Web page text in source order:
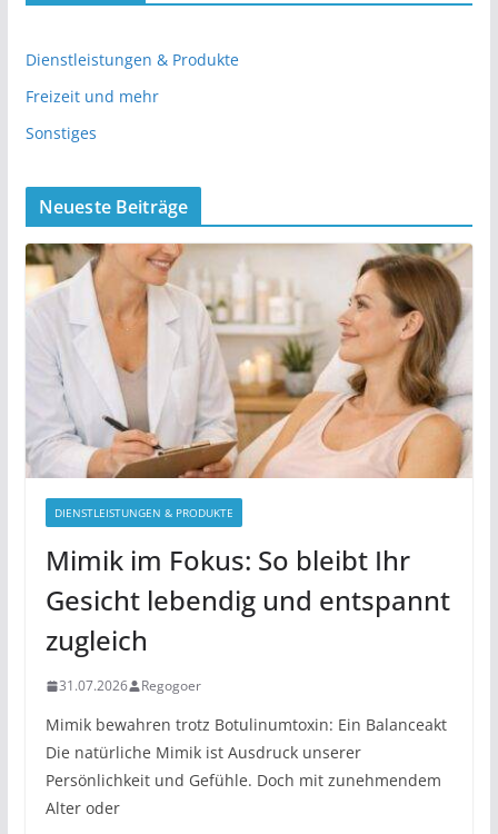
Dienstleistungen & Produkte
Freizeit und mehr
Sonstiges
Neueste Beiträge
DIENSTLEISTUNGEN & PRODUKTE
Mimik im Fokus: So bleibt Ihr
Gesicht lebendig und entspannt
zugleich
31.07.2026 Regogoer
Mimik bewahren trotz Botulinumtoxin: Ein Balanceakt
Die natürliche Mimik ist Ausdruck unserer
Persönlichkeit und Gefühle. Doch mit zunehmendem
Alter oder